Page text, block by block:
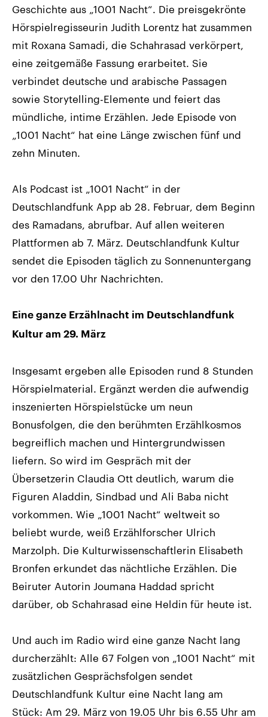
Geschichte aus „1001 Nacht“. Die preisgekrönte
Hörspielregisseurin Judith Lorentz hat zusammen
mit Roxana Samadi, die Schahrasad verkörpert,
eine zeitgemäße Fassung erarbeitet. Sie
verbindet deutsche und arabische Passagen
sowie Storytelling-Elemente und feiert das
mündliche, intime Erzählen. Jede Episode von
„1001 Nacht“ hat eine Länge zwischen fünf und
zehn Minuten.
Als Podcast ist „1001 Nacht“ in der
Deutschlandfunk App ab 28. Februar, dem Beginn
des Ramadans, abrufbar. Auf allen weiteren
Plattformen ab 7. März. Deutschlandfunk Kultur
sendet die Episoden täglich zu Sonnenuntergang
vor den 17.00 Uhr Nachrichten.
Eine ganze Erzählnacht im Deutschlandfunk
Kultur am 29. März
Insgesamt ergeben alle Episoden rund 8 Stunden
Hörspielmaterial. Ergänzt werden die aufwendig
inszenierten Hörspielstücke um neun
Bonusfolgen, die den berühmten Erzählkosmos
begreiflich machen und Hintergrundwissen
liefern. So wird im Gespräch mit der
Übersetzerin Claudia Ott deutlich, warum die
Figuren Aladdin, Sindbad und Ali Baba nicht
vorkommen. Wie „1001 Nacht“ weltweit so
beliebt wurde, weiß Erzählforscher Ulrich
Marzolph. Die Kulturwissenschaftlerin Elisabeth
Bronfen erkundet das nächtliche Erzählen. Die
Beiruter Autorin Joumana Haddad spricht
darüber, ob Schahrasad eine Heldin für heute ist.
Und auch im Radio wird eine ganze Nacht lang
durcherzählt: Alle 67 Folgen von „1001 Nacht“ mit
zusätzlichen Gesprächsfolgen sendet
Deutschlandfunk Kultur eine Nacht lang am
Stück: Am 29. März von 19.05 Uhr bis 6.55 Uhr am